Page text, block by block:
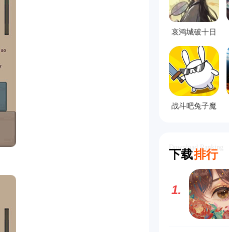
哀鸿城破十日
记完整版
战斗吧兔子魔
下载排行
Download Ranking
1.